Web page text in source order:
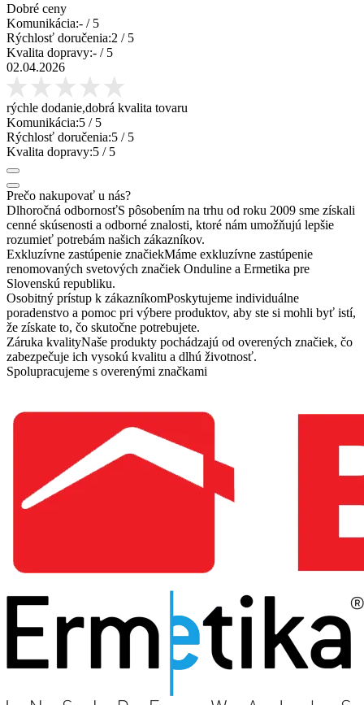
Dobré ceny
Komunikácia:- / 5
Rýchlosť doručenia:2 / 5
Kvalita dopravy:- / 5
02.04.2026
rýchle dodanie,dobrá kvalita tovaru
Komunikácia:5 / 5
Rýchlosť doručenia:5 / 5
Kvalita dopravy:5 / 5
Prečo nakupovať u nás?
Dlhoročná odbornosťS pôsobením na trhu od roku 2009 sme získali
cenné skúsenosti a odborné znalosti, ktoré nám umožňujú lepšie
rozumieť potrebám našich zákazníkov.
Exkluzívne zastúpenie značiekMáme exkluzívne zastúpenie
renomovaných svetových značiek Onduline a Ermetika pre
Slovenskú republiku.
Osobitný prístup k zákazníkomPoskytujeme individuálne
poradenstvo a pomoc pri výbere produktov, aby ste si mohli byť istí,
že získate to, čo skutočne potrebujete.
Záruka kvalityNaše produkty pochádzajú od overených značiek, čo
zabezpečuje ich vysokú kvalitu a dlhú životnosť.
Spolupracujeme s overenými značkami